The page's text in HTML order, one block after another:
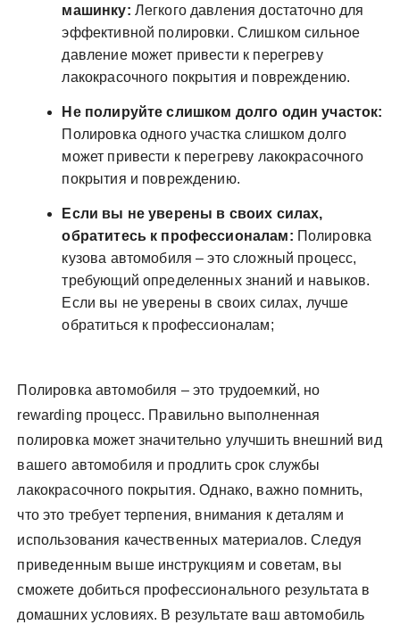
машинку: Легкого давления достаточно для
эффективной полировки. Слишком сильное
давление может привести к перегреву
лакокрасочного покрытия и повреждению.
Не полируйте слишком долго один участок:
Полировка одного участка слишком долго
может привести к перегреву лакокрасочного
покрытия и повреждению.
Если вы не уверены в своих силах,
обратитесь к профессионалам: Полировка
кузова автомобиля – это сложный процесс,
требующий определенных знаний и навыков.
Если вы не уверены в своих силах, лучше
обратиться к профессионалам;
Полировка автомобиля – это трудоемкий, но
rewarding процесс. Правильно выполненная
полировка может значительно улучшить внешний вид
вашего автомобиля и продлить срок службы
лакокрасочного покрытия. Однако, важно помнить,
что это требует терпения, внимания к деталям и
использования качественных материалов. Следуя
приведенным выше инструкциям и советам, вы
сможете добиться профессионального результата в
домашних условиях. В результате ваш автомобиль